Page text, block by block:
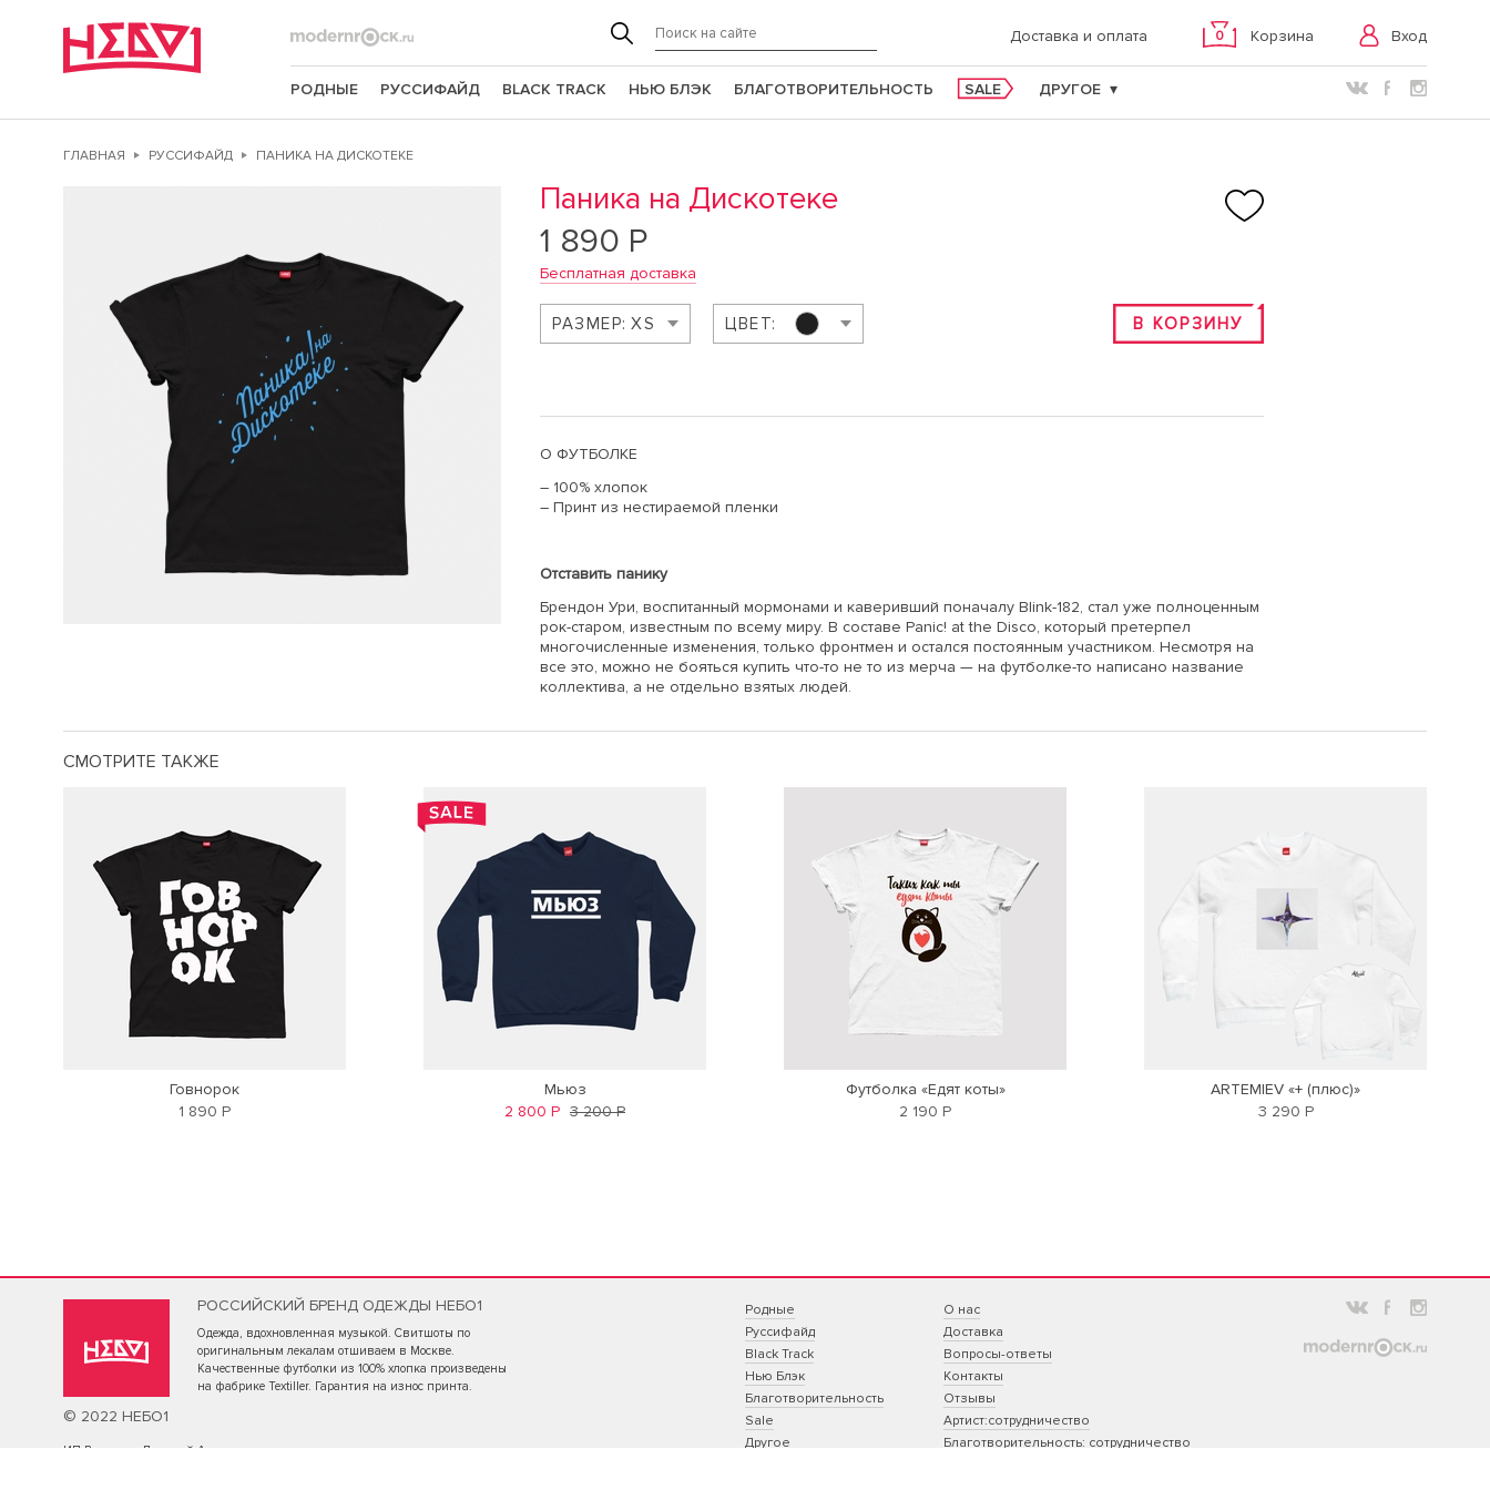
Доставка и оплата 0 Корзина Вход
РОДНЫЕ РУССИФАЙД BLACK TRACK НЬЮ БЛЭК БЛАГОТВОРИТЕЛЬНОСТЬ SALE ДРУГОЕ
ГЛАВНАЯ РУССИФАЙД ПАНИКА НА ДИСКОТЕКЕ
Паника на Дискотеке
1 890 Р
Бесплатная доставка
В КОРЗИНУ
РАЗМЕР: XS ЦВЕТ:
О ФУТБОЛКЕ
– 100% хлопок
– Принт из нестираемой пленки
Отставить панику
Брендон Ури, воспитанный мормонами и каверивший поначалу Blink-182, стал уже полноценным
рок-старом, известным по всему миру. В составе Panic! at the Disco, который претерпел
многочисленные изменения, только фронтмен и остался постоянным участником. Несмотря на
все это, можно не бояться купить что-то не то из мерча — на футболке-то написано название
коллектива, а не отдельно взятых людей.
СМОТРИТЕ ТАКЖЕ
Говнорок
1 890 Р
Мьюз
2 800 Р 3 200 Р
Футболка «Едят коты»
2 190 Р
ARTEMIEV «+ (плюс)»
3 290 Р
© 2022 НЕБО1
РОССИЙСКИЙ БРЕНД ОДЕЖДЫ НЕБО1
Одежда, вдохновленная музыкой. Свитшоты по
оригинальным лекалам отшиваем в Москве.
Качественные футболки из 100% хлопка произведены
на фабрике Textiller. Гарантия на износ принта.
ИП Васильев Дмитрий Александрович
Родные
Руссифайд
Black Track
Нью Блэк
Благотворительность
Sale
Другое
О нас
Доставка
Вопросы-ответы
Контакты
Отзывы
Артист:сотрудничество
Благотворительность: сотрудничество